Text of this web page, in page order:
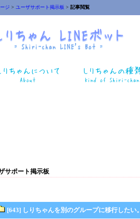
ジ > ユーザサポート掲示板 > 記事閲覧
サポート掲示板
[643] しりちゃんを別のグループに移行したい。